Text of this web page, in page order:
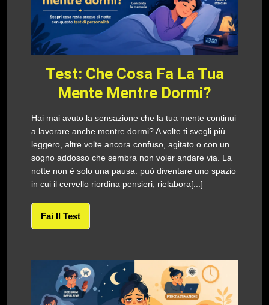
Test: Che Cosa Fa La Tua
Mente Mentre Dormi?
Hai mai avuto la sensazione che la tua mente continui
a lavorare anche mentre dormi? A volte ti svegli più
leggero, altre volte ancora confuso, agitato o con un
sogno addosso che sembra non voler andare via. La
notte non è solo una pausa: può diventare uno spazio
in cui il cervello riordina pensieri, rielabora[...]
Fai Il Test